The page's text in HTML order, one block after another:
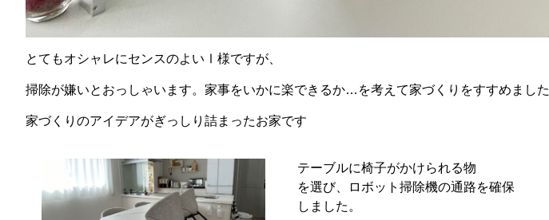
とてもオシャレにセンスのよいⅠ様ですが、
掃除が嫌いとおっしゃいます。家事をいかに楽できるか…を考えて家づくりをすすめました
家づくりのアイデアがぎっしり詰まったお家です
テーブルに椅子がかけられる物
を選び、ロボット掃除機の通路を確保
しました。